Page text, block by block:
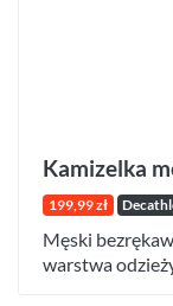
Kamizelka
199,99 zł
Męski
warstwa